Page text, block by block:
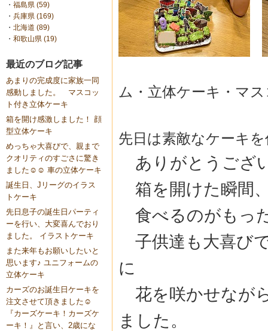
・ 福島県 (59)
・ 兵庫県 (169)
・ 北海道 (89)
・ 和歌山県 (19)
最近のブログ記事
あまりの完成度に家族一同
感動しました。 マスコッ
ト付き立体ケーキ
箱を開け感激しました！ 顔
型立体ケーキ
めっちゃ大喜びで、親まで
クオリティのすごさに驚き
ました☺️☺️ 車の立体ケーキ
誕生日、Jリーグのイラス
トケーキ
先日息子の誕生日パーティ
ーを行い、大変喜んでおり
ました。 イラストケーキ
また来年もお願いしたいと
思います♪ ユニフォームの
立体ケーキ
カーズのお誕生日ケーキを
注文させて頂きました☺️
『カーズケーキ！カーズケ
ーキ！』と言い、2歳にな
ム・立体ケーキ・マ
先日は素敵なケーキ
ありがとうござ
箱を開けた瞬間
食べるのがもっ
子供達も大喜び
に
花を咲かせなが
ました。